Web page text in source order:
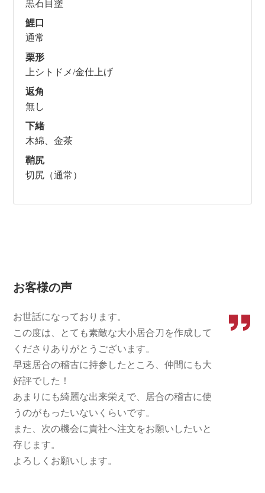
黒石目塗
鯉口
通常
栗形
上シトドメ/金仕上げ
返角
無し
下緒
木綿、金茶
鞘尻
切尻（通常）
お客様の声
お世話になっております。
この度は、とても素敵な大小居合刀を作成して
くださりありがとうございます。
早速居合の稽古に持参したところ、仲間にも大
好評でした！
あまりにも綺麗な出来栄えで、居合の稽古に使
うのがもったいないくらいです。
また、次の機会に貴社へ注文をお願いしたいと
存じます。
よろしくお願いします。